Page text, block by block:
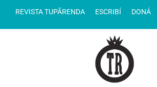
REVISTA TUPÃRENDA ESCRIBÍ DONÁ